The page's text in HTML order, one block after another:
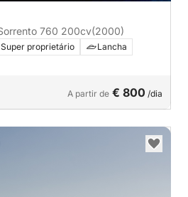
Lancha Fratelli Aprea Sorrento 760 200cv(2000)
Super proprietário
Lancha
A partir de € 800 /dia